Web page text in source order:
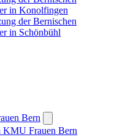
in Konolfingen
der Bernischen
in Schönbühl
Bern
KMU Frauen Bern